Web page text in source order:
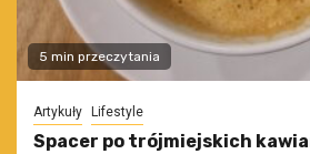
5 min przeczytania
Artykuły Lifestyle
Spacer po trójmiejskich